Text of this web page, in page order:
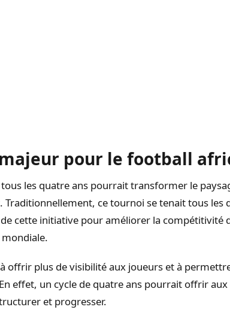
pour le football
tous les quatre ans pourrait transformer le
ce tournoi se tenait tous les
cette initiative pour améliorer la compétitivité
mondiale.
offrir plus de visibilité aux joueurs et à
effet, un cycle de quatre ans pourrait offrir
et progresser.